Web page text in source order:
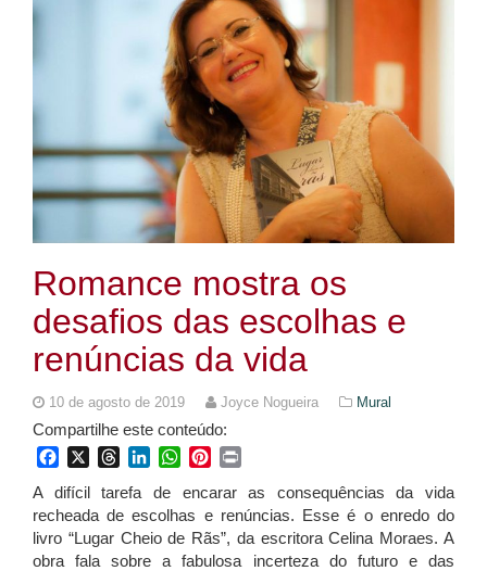
Romance mostra os
desafios das escolhas e
renúncias da vida
10 de agosto de 2019 Joyce Nogueira Mural
Compartilhe este conteúdo:
FacebookThreadsLinkedInWhatsApp
Pinterest
A difícil tarefa de encarar as consequências da vida
recheada de escolhas e renúncias. Esse é o enredo do
livro “Lugar Cheio de Rãs”, da escritora Celina Moraes. A
obra fala sobre a fabulosa incerteza do futuro e das